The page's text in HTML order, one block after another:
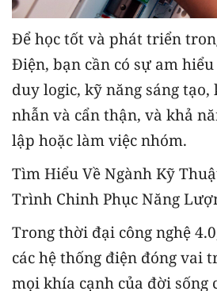
Để học tốt và phát triển
Điện, bạn cần có sự am
duy logic, kỹ năng sáng tạo,
nhẫn và cẩn thận, và khả
lập hoặc làm việc nhóm.
Tìm Hiểu Về Ngành Kỹ
Trình Chinh Phục Năng
Trong thời đại công nghệ
các hệ thống điện đóng vai
mọi khía cạnh của đời sống